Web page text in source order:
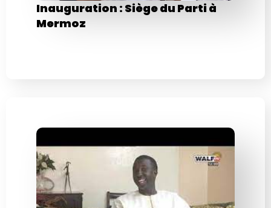
Inauguration : Siège du Parti à
Mermoz